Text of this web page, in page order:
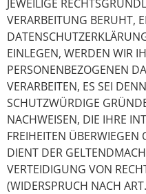
JEWEILIGE
VERARBEITUNG BERUHT,
EINLEGEN, WERDEN WIR
PERSONENBEZOGENEN
VERARBEITEN, ES SEI
SCHUTZWÜRDIGE
NACHWEISEN, DIE IHRE
FREIHEITEN ÜBERWIEGEN
DIENT DER
VERTEIDIGUNG VON
(WIDERSPRUCH NACH